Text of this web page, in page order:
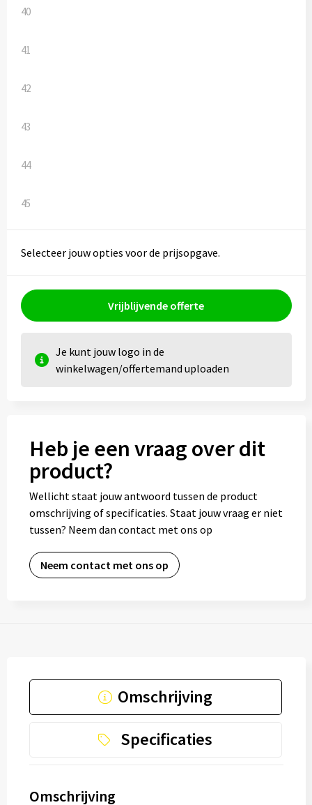
40
41
42
43
44
45
Selecteer jouw opties voor de prijsopgave.
Vrijblijvende offerte
Je kunt jouw logo in de
winkelwagen/offertemand uploaden
Heb je een vraag over dit
product?
Wellicht staat jouw antwoord tussen de product
omschrijving of specificaties. Staat jouw vraag er niet
tussen? Neem dan contact met ons op
Neem contact met ons op
Omschrijving
Specificaties
Omschrijving